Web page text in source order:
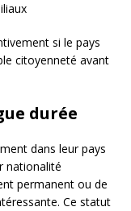
si le pays
citoyenneté avant
durée
dans leur pays
nationalité
permanent ou de
Ce statut